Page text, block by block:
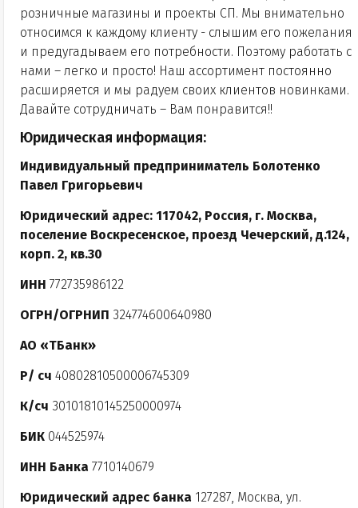
розничные магазины и проекты СП. Мы внимательно
относимся к каждому клиенту - слышим его пожелания
и предугадываем его потребности. Поэтому работать с
нами – легко и просто! Наш ассортимент постоянно
расширяется и мы радуем своих клиентов новинками.
Давайте сотрудничать – Вам понравится!!
Юридическая информация:
Индивидуальный предприниматель Болотенко
Павел Григорьевич
Юридический адрес: 117042, Россия, г. Москва,
поселение Воскресенское, проезд Чечерский, д.124,
корп. 2, кв.30
ИНН 772735986122
ОГРН/ОГРНИП 324774600640980
АО «ТБанк»
Р/ сч 40802810500006745309
К/сч 30101810145250000974
БИК 044525974
ИНН Банка 7710140679
Юридический адрес банка 127287, Москва, ул.